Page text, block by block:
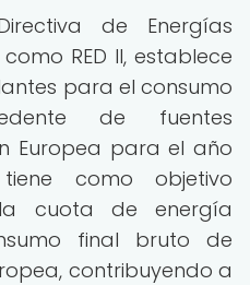
de Energías
RED II, establece
para el consumo
de fuentes
Europea para el año
como objetivo
cuota de energía
final bruto de
contribuyendo a